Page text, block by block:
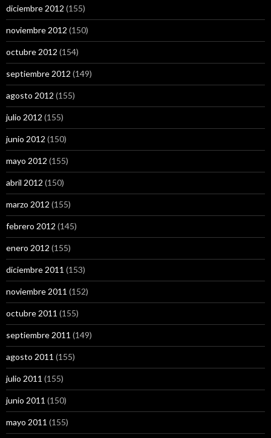
diciembre 2012 (155)
noviembre 2012 (150)
octubre 2012 (154)
septiembre 2012 (149)
agosto 2012 (155)
julio 2012 (155)
junio 2012 (150)
mayo 2012 (155)
abril 2012 (150)
marzo 2012 (155)
febrero 2012 (145)
enero 2012 (155)
diciembre 2011 (153)
noviembre 2011 (152)
octubre 2011 (155)
septiembre 2011 (149)
agosto 2011 (155)
julio 2011 (155)
junio 2011 (150)
mayo 2011 (155)